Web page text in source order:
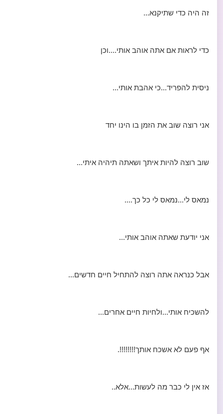
זה היה כדי שתיקנא...
כדי לראות אם אתה אוהב אותי....וכן
ניסית להפריד...כי אהבת אותי...
אני רוצה שוב את הזמן בו הינו יחד
שוב רוצה להיות איתך ושאתה תיהיה איתי...
נמאס לי...נמאס לי כל כך....
אני יודעת שאתה אוהב אותי...
אבל כנראה אתה רוצה להתחיל חיים חדשים...
להשכיח אותי...ולחיות חיים אחרים...
אף פעם לא אשכח אותך!!!!!!!!.
אז אין לי כבר מה לעשות...אלא..